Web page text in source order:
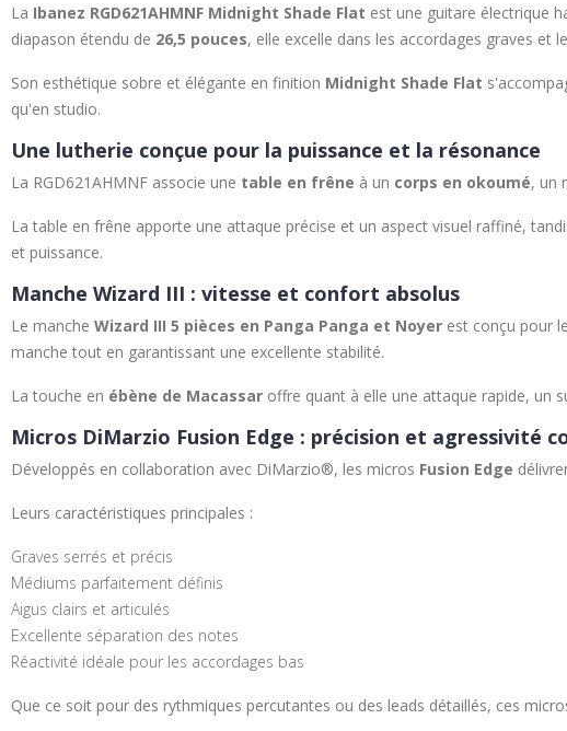
La Ibanez RGD621AHMNF Midnight Shade Flat est une guitare électrique
diapason étendu de 26,5 pouces, elle excelle dans les accordages graves et
Son esthétique sobre et élégante en finition Midnight Shade Flat
qu'en studio.
Une lutherie conçue pour la puissance et la résonance
La RGD621AHMNF associe une table en frêne à un corps en okoumé, un
La table en frêne apporte une attaque précise et un aspect visuel raffiné,
et puissance.
Manche Wizard III : vitesse et confort absolus
Le manche Wizard III 5 pièces en Panga Panga et Noyer est conçu pour
manche tout en garantissant une excellente stabilité.
La touche en ébène de Macassar offre quant à elle une attaque rapide, un
Micros DiMarzio Fusion Edge : précision et agressivité
Développés en collaboration avec DiMarzio®, les micros Fusion Edge
Leurs caractéristiques principales :
Graves serrés et précis
Médiums parfaitement définis
Aigus clairs et articulés
Excellente séparation des notes
Réactivité idéale pour les accordages bas
Que ce soit pour des rythmiques percutantes ou des leads détaillés, ces